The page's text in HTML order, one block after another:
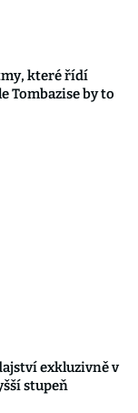
které řídí
Tombazise by to
exkluzivně v
stupeň